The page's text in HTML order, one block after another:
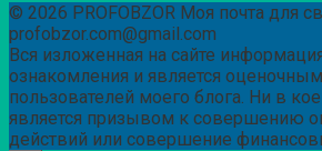
© 2026 PROFOBZOR Моя почта для
profobzor.com@gmail.com
Вся изложенная на сайте
ознакомления и является
пользователей моего блога. Ни в
является призывом к совершению
действий или совершение